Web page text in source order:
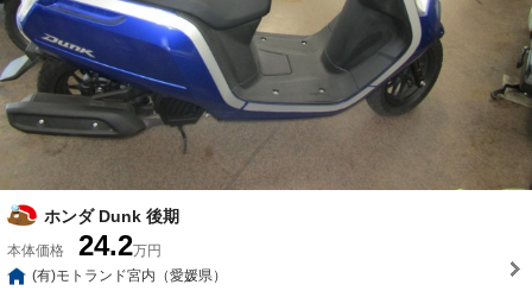
ホンダ Dunk 後期
本体価格 24.2万円
(有)モトランド宮内（愛媛県）